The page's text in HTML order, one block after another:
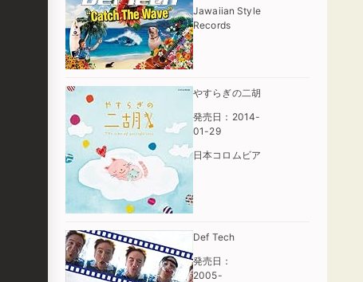
Jawaiian Style
Records
やすらぎの二胡
発売日：2014-
01-29
日本コロムビア
Def Tech
発売日：
2005-